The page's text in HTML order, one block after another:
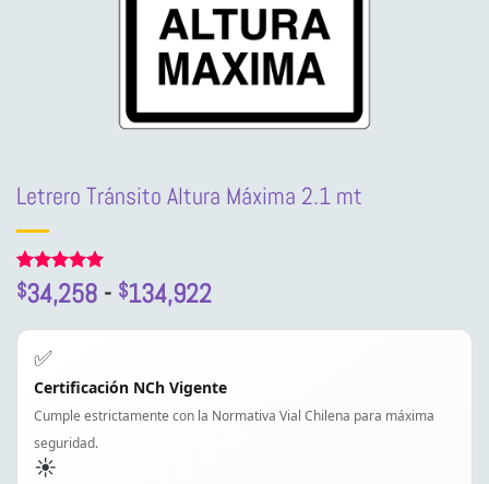
Letrero Tránsito Altura Máxima 2.1 mt
Valorado
con5de 5
1
valoración
de un
cliente
$34,258 - $134,922Rango
$34,258
hasta
✅
Certificación NCh Vigente
Cumple estrictamente con la Normativa Vial Chilena para máxima
seguridad.
☀️